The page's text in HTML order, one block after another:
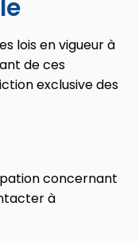
lois en vigueur à
de ces
exclusive des
concernant
à